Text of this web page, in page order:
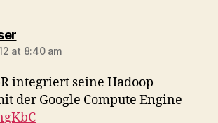
says:
at 8:40 am
integriert seine Hadoop
der Google Compute Engine –